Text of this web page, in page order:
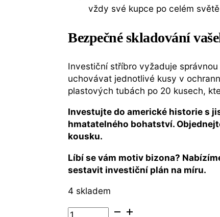
vždy své kupce po celém
Bezpečné skladování
Investiční stříbro vyžaduje
uchovávat jednotlivé kusy v
plastových tubách po 20 kusech,
Investujte do americké historie s
hmatatelného bohatství.
kousku.
Líbí se vám motiv bizona?
sestavit investiční plán na míru.
4 skladem
Buffalo